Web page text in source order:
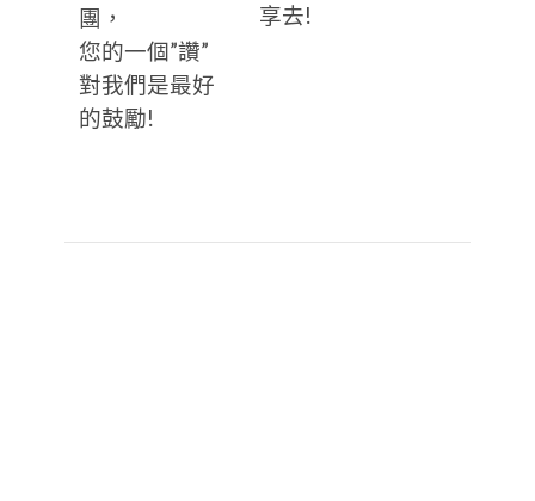
團，
您的一個”讚”
對我們是最好
的鼓勵!
享去!